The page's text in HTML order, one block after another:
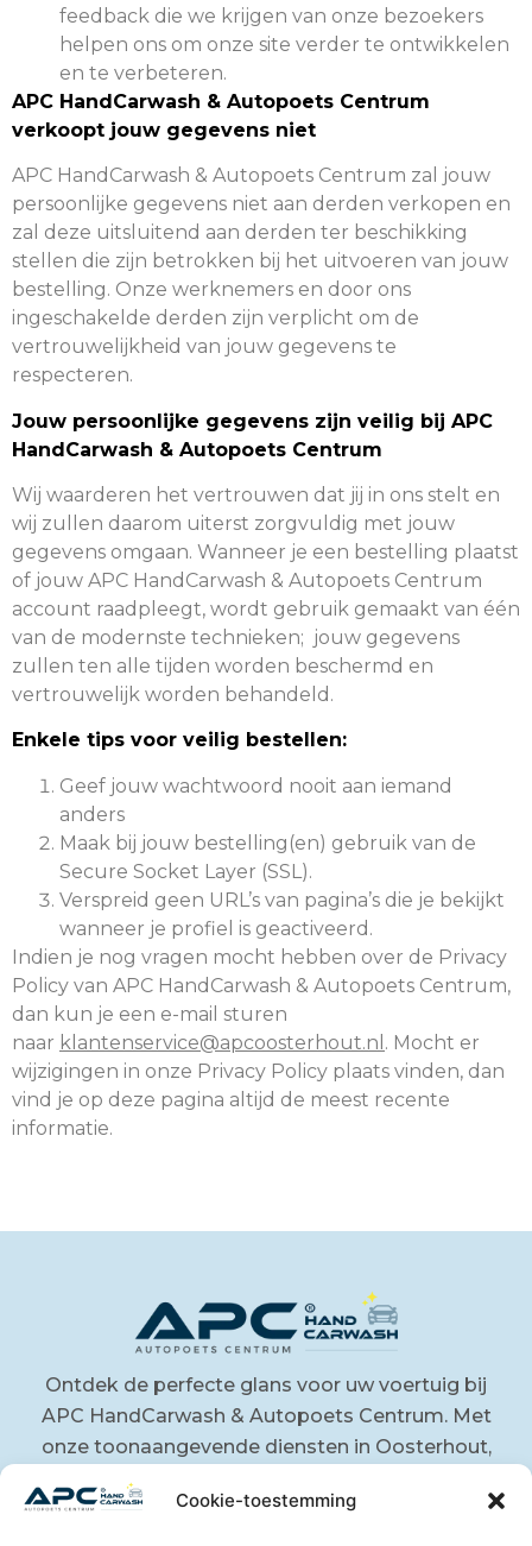
Cookie-toestemming
feedback die we krijgen van onze bezoekers
helpen ons om onze site verder te ontwikkelen
en te verbeteren.
APC HandCarwash & Autopoets Centrum
verkoopt jouw gegevens niet
APC HandCarwash & Autopoets Centrum zal jouw
persoonlijke gegevens niet aan derden verkopen en
zal deze uitsluitend aan derden ter beschikking
stellen die zijn betrokken bij het uitvoeren van jouw
bestelling. Onze werknemers en door ons
ingeschakelde derden zijn verplicht om de
vertrouwelijkheid van jouw gegevens te
respecteren.
Jouw persoonlijke gegevens zijn veilig bij APC
HandCarwash & Autopoets Centrum
Wij waarderen het vertrouwen dat jij in ons stelt en
wij zullen daarom uiterst zorgvuldig met jouw
gegevens omgaan. Wanneer je een bestelling plaatst
of jouw APC HandCarwash & Autopoets Centrum
account raadpleegt, wordt gebruik gemaakt van één
van de modernste technieken; jouw gegevens
zullen ten alle tijden worden beschermd en
vertrouwelijk worden behandeld.
Enkele tips voor veilig bestellen:
Geef jouw wachtwoord nooit aan iemand
anders
Maak bij jouw bestelling(en) gebruik van de
Secure Socket Layer (SSL).
Verspreid geen URL’s van pagina’s die je bekijkt
wanneer je profiel is geactiveerd.
Indien je nog vragen mocht hebben over de Privacy
Policy van APC HandCarwash & Autopoets Centrum,
dan kun je een e-mail sturen
naar klantenservice@apcoosterhout.nl . Mocht er
wijzigingen in onze Privacy Policy plaats vinden, dan
vind je op deze pagina altijd de meest recente
informatie.
Ontdek de perfecte glans voor uw voertuig bij
APC HandCarwash & Autopoets Centrum. Met
onze toonaangevende diensten in Oosterhout,
Breda en omgeving, bieden wij vakmanschap
en kwaliteit voor zowel particulieren als